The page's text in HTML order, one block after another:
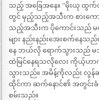
သည့် အခြေအနေ။ “မိုးယု ထွ
တွင် မှည့်သည့်အသီးက စားကော
သည့်အသီးက ပိုကောင်းသည် မ
များ နည်းနည်းအေးစက်န
နေ ဘယ်လို ရောက်သွားသည် မသိ
ထဲမြင်နေရသလိုလေး ကိုယ့်ဟာ
သွားသည်။ အမိန့်ကိုလည်း လွန်ဆ
ထိုင်ကာ ဆက်နောင်၏ အတွင်
စမ်းသည်။